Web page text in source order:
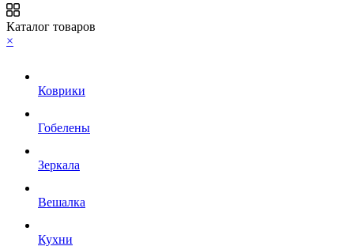
Каталог товаров
×
Коврики
Гобелены
Зеркала
Вешалка
Кухни